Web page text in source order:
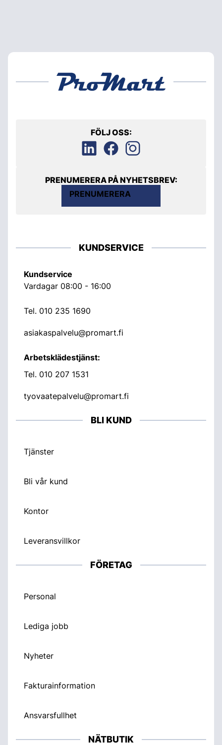
FÖLJ OSS:
PRENUMERERA PÅ NYHETSBREV:
PRENUMERERA
KUNDSERVICE
Kundservice
Vardagar 08:00 - 16:00
Tel. 010 235 1690
asiakaspalvelu@promart.fi
Arbetsklädestjänst:
Tel. 010 207 1531
tyovaatepalvelu@promart.fi
BLI KUND
Tjänster
Bli vår kund
Kontor
Leveransvillkor
FÖRETAG
Personal
Lediga jobb
Nyheter
Fakturainformation
Ansvarsfullhet
NÄTBUTIK